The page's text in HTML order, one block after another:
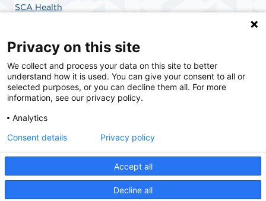
SCA Health
SCA Health es un proveedor nacional de soluciones
quirúrgicas comprometido con mejorar la atención
médica en Estados Unidos. SCA Health es el socio
elegido para la atención quirúrgica.
© 2026 Surgery Center at Doral, a physician-owned facility.
Privacy on this site
We collect and process your data on this site to better
understand how it is used. You can give your consent to all or
selected purposes, or you can decline them all. For more
information, see our privacy policy.
Analytics
Accept all
Decline all
Consent details Privacy policy